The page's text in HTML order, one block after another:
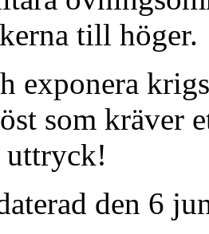
till höger.
exponera
som kräver
uttryck!
den 6